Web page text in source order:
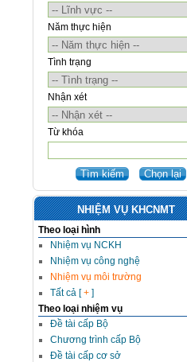
Năm thực hiện
Tình trạng
Nhận xét
Từ khóa
NHIỆM VỤ KHCNMT
Theo loại hình
Nhiệm vụ NCKH
Nhiệm vụ công nghệ
Nhiệm vụ môi trường
Tất cả [+ ]
Theo loại nhiệm vụ
Đề tài cấp Bộ
Chương trình cấp Bộ
Đề tài cấp cơ sở